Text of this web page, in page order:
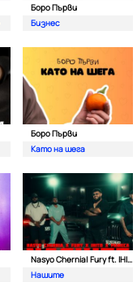
Боро Първи
Бизнес
Боро Първи
Като на шега
Nasyo Chernia| Fury ft. IHITO & Pameca
Нашите